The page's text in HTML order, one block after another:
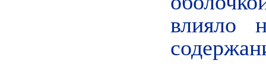
влияло